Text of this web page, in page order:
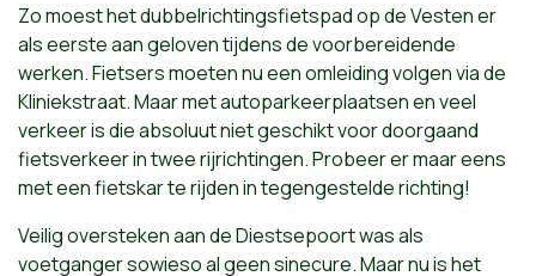
Zo moest het dubbelrichtingsfietspad op de Vesten er
als eerste aan geloven tijdens de voorbereidende
werken. Fietsers moeten nu een omleiding volgen via de
Kliniekstraat. Maar met autoparkeerplaatsen en veel
verkeer is die absoluut niet geschikt voor doorgaand
fietsverkeer in twee rijrichtingen. Probeer er maar eens
met een fietskar te rijden in tegengestelde richting!
Veilig oversteken aan de Diestsepoort was als
voetganger sowieso al geen sinecure. Maar nu is het